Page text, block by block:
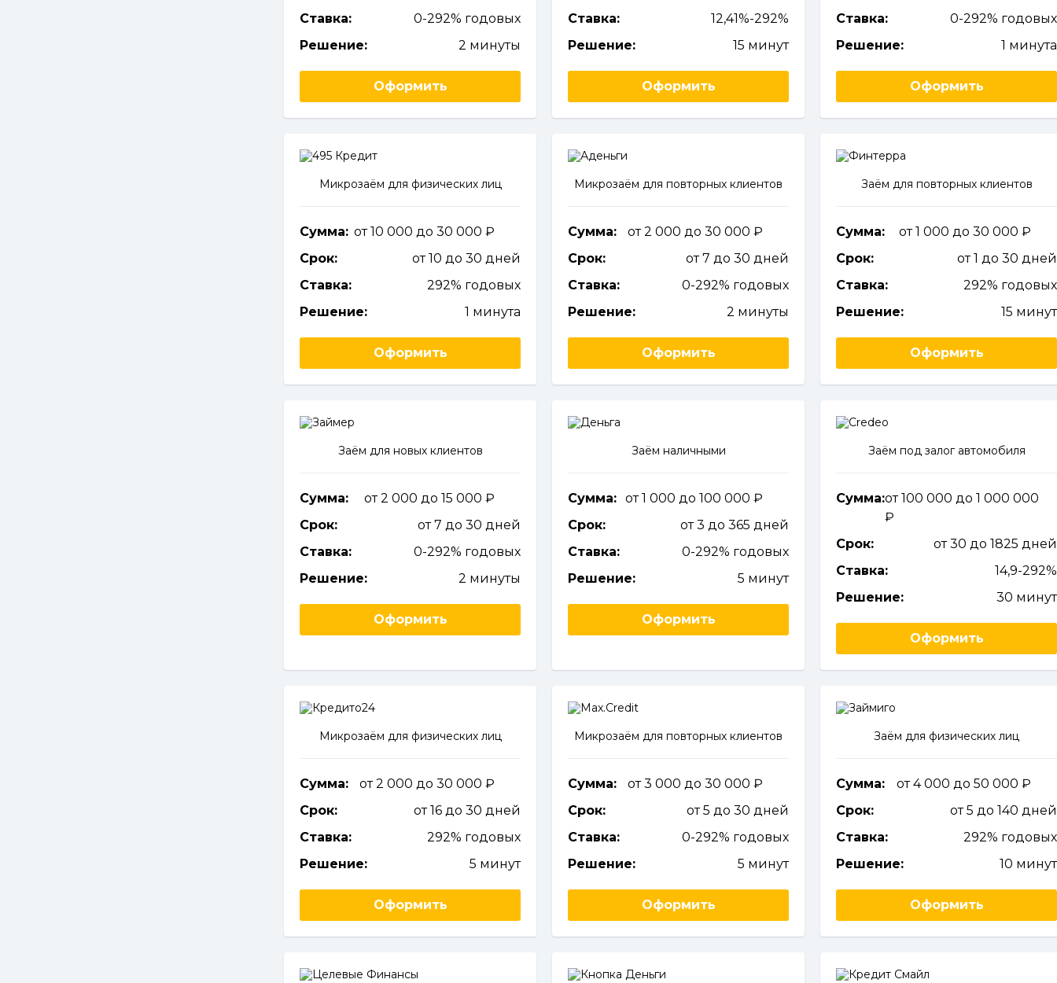
Ставка:
0-292% годовых
Решение:
2 минуты
Оформить
Ставка:
12,41%-292%
Решение:
15 минут
Оформить
Ставка:
0-292% годовых
Решение:
1 минута
Оформить
Микрозаём для физических лиц
Сумма: от 10 000 до 30 000
Срок:
от 10 до 30 дней
Ставка:
292% годовых
Решение:
1 минута
Оформить
Микрозаём для повторных клиентов
Сумма:
от 2 000 до 30 000
Срок:
от 7 до 30 дней
Ставка:
0-292% годовых
Решение:
2 минуты
Оформить
Заём для повторных клиентов
Сумма:
от 1 000 до 30 000
Срок:
от 1 до 30 дней
Ставка:
292% годовых
Решение:
15 минут
Оформить
Заём для новых клиентов
Сумма:
от 2 000 до 15 000
Срок:
от 7 до 30 дней
Ставка:
0-292% годовых
Решение:
2 минуты
Оформить
Заём наличными
Сумма: от 1 000 до 100 000
Срок:
от 3 до 365 дней
Ставка:
0-292% годовых
Решение:
5 минут
Оформить
Заём под залог автомобиля
Сумма:от 100 000 до 1 000 000
Срок:
от 30 до 1825 дней
Ставка:
14,9-292%
Решение:
30 минут
Оформить
Микрозаём для физических лиц
Сумма:
от 2 000 до 30 000
Срок:
от 16 до 30 дней
Ставка:
292% годовых
Решение:
5 минут
Оформить
Микрозаём для повторных клиентов
Сумма:
от 3 000 до 30 000
Срок:
от 5 до 30 дней
Ставка:
0-292% годовых
Решение:
5 минут
Оформить
Заём для физических лиц
Сумма:
от 4 000 до 50 000
Срок:
от 5 до 140 дней
Ставка:
292% годовых
Решение:
10 минут
Оформить